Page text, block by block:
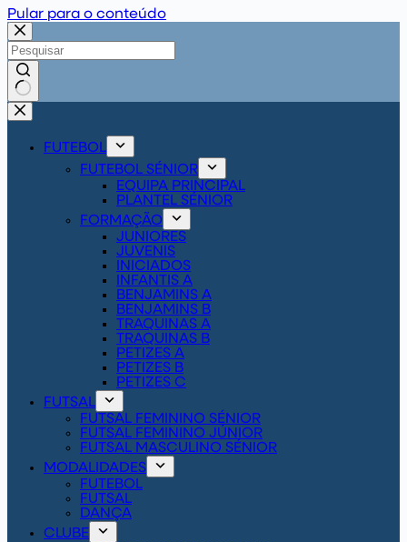
Pular para o conteúdo
Sem
resultados
FUTEBOL
FUTEBOL SÉNIOR
EQUIPA PRINCIPAL
PLANTEL SÉNIOR
FORMAÇÃO
JUNIORES
JUVENIS
INICIADOS
INFANTIS A
BENJAMINS A
BENJAMINS B
TRAQUINAS A
TRAQUINAS B
PETIZES A
PETIZES B
PETIZES C
FUTSAL
FUTSAL FEMININO SÉNIOR
FUTSAL FEMININO JÚNIOR
FUTSAL MASCULINO SÉNIOR
MODALIDADES
FUTEBOL
FUTSAL
DANÇA
CLUBE